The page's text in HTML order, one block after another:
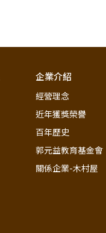
企業介紹
經營理念
近年獲獎榮譽
百年歷史
郭元益教育基金會
關係企業-木村屋